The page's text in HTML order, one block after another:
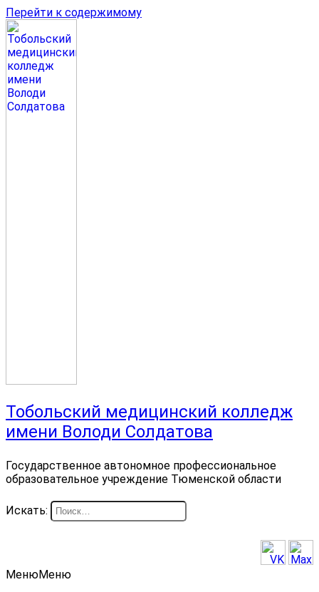
Перейти к содержимому
Тобольский медицинский колледж
имени Володи Солдатова
Государственное автономное профессиональное
образовательное учреждение Тюменской области
Искать:
МенюМеню